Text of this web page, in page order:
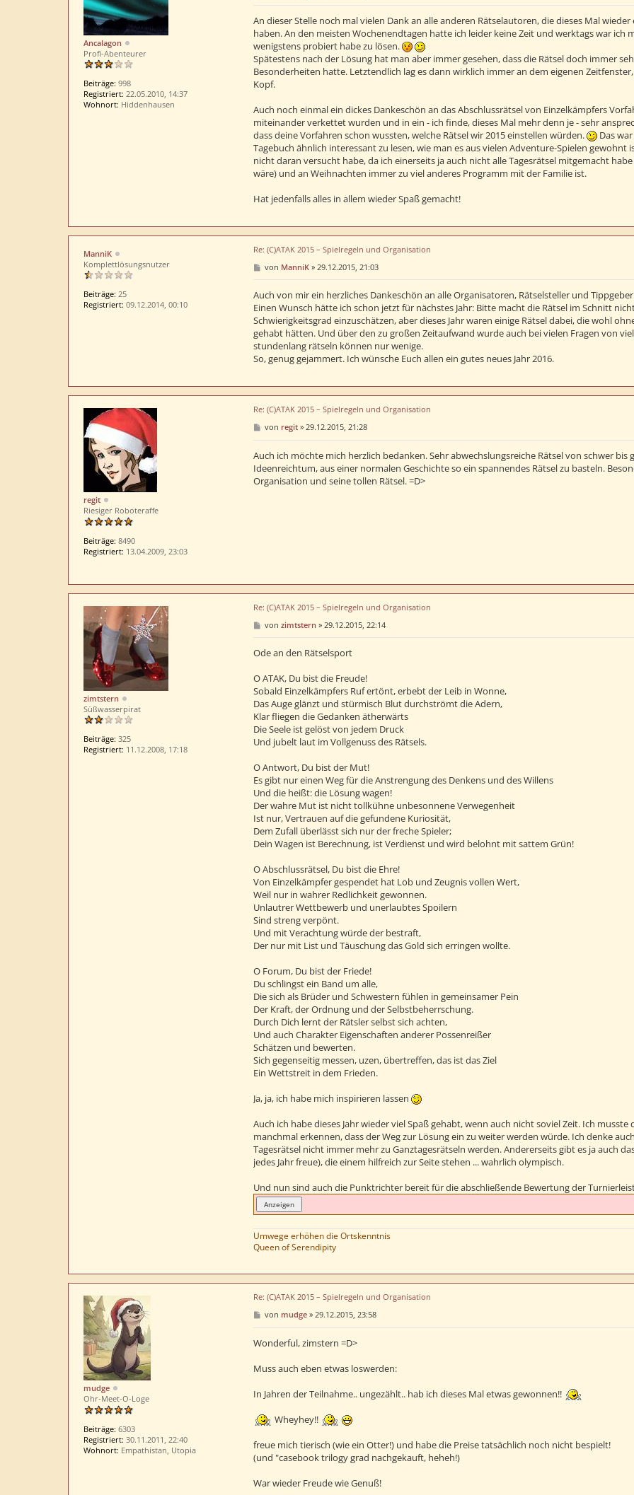
Ancalagon
Profi-Abenteurer
Beiträge: 998
Registriert: 22.05.2010, 14:37
Wohnort: Hiddenhausen
t
r
a
g
An dieser Stelle noch mal vielen Dank an alle anderen Rätselautoren, die dieses Mal
haben. An den meisten Wochenendtagen hatte ich leider keine Zeit und werktags war ich
wenigstens probiert habe zu lösen.
Spätestens nach der Lösung hat man aber immer gesehen, dass die Rätsel doch immer
Besonderheiten hatte. Letztendlich lag es dann wirklich immer an dem eigenen
Kopf.
Auch noch einmal ein dickes Dankeschön an das Abschlussrätsel von Einzelkämpfers
miteinander verkettet wurden und in ein - ich finde, dieses Mal mehr denn je - sehr
dass deine Vorfahren schon wussten, welche Rätsel wir 2015 einstellen würden.
Das
Tagebuch ähnlich interessant zu lesen, wie man es aus vielen Adventure-Spielen gewohnt
nicht daran versucht habe, da ich einerseits ja auch nicht alle Tagesrätsel mitgemacht
wäre) und an Weihnachten immer zu viel anderes Programm mit der Familie ist.
Hat jedenfalls alles in allem wieder Spaß gemacht!
ManniK
Komplettlösungsnutzer
Beiträge: 25
Registriert: 09.12.2014, 00:10
Re: (C)ATAK 2015 – Spielregeln und Organisation
B
t
a
g
von ManniK» 29.12.2015, 21:03
Auch von mir ein herzliches Dankeschön an alle Organisatoren, Rätselsteller und
Einen Wunsch hätte ich schon jetzt für nächstes Jahr: Bitte macht die Rätsel im Schnitt
Schwierigkeitsgrad einzuschätzen, aber dieses Jahr waren einige Rätsel dabei, die wohl
gehabt hätten. Und über den zu großen Zeitaufwand wurde auch bei vielen Fragen von
stundenlang rätseln können nur wenige.
So, genug gejammert. Ich wünsche Euch allen ein gutes neues Jahr 2016.
regit
Riesiger Roboteraffe
Beiträge: 8490
Registriert: 13.04.2009, 23:03
Re: (C)ATAK 2015 – Spielregeln und Organisation
B
t
a
g
von regit» 29.12.2015, 21:28
Auch ich möchte mich herzlich bedanken. Sehr abwechslungsreiche Rätsel von schwer
Ideenreichtum, aus einer normalen Geschichte so ein spannendes Rätsel zu basteln.
Organisation und seine tollen Rätsel. =D>
zimtstern
Süßwasserpirat
Beiträge: 325
Registriert: 11.12.2008, 17:18
Re: (C)ATAK 2015 – Spielregeln und Organisation
B
t
g
von zimtstern » 29.12.2015, 22:14
Ode an den Rätselsport
O ATAK, Du bist die Freude!
Sobald Einzelkämpfers Ruf ertönt, erbebt der Leib in Wonne,
Das Auge glänzt und stürmisch Blut durchströmt die Adern,
Klar fliegen die Gedanken ätherwärts
Die Seele ist gelöst von jedem Druck
Und jubelt laut im Vollgenuss des Rätsels.
O Antwort, Du bist der Mut!
Es gibt nur einen Weg für die Anstrengung des Denkens und des Willens
Und die heißt: die Lösung wagen!
Der wahre Mut ist nicht tollkühne unbesonnene Verwegenheit
Ist nur, Vertrauen auf die gefundene Kuriosität,
Dem Zufall überlässt sich nur der freche Spieler;
Dein Wagen ist Berechnung, ist Verdienst und wird belohnt mit sattem Grün!
O Abschlussrätsel, Du bist die Ehre!
Von Einzelkämpfer gespendet hat Lob und Zeugnis vollen Wert,
Weil nur in wahrer Redlichkeit gewonnen.
Unlautrer Wettbewerb und unerlaubtes Spoilern
Sind streng verpönt.
Und mit Verachtung würde der bestraft,
Der nur mit List und Täuschung das Gold sich erringen wollte.
O Forum, Du bist der Friede!
Du schlingst ein Band um alle,
Die sich als Brüder und Schwestern fühlen in gemeinsamer Pein
Der Kraft, der Ordnung und der Selbstbeherrschung.
Durch Dich lernt der Rätsler selbst sich achten,
Und auch Charakter Eigenschaften anderer Possenreißer
Schätzen und bewerten.
Sich gegenseitig messen, uzen, übertreffen, das ist das Ziel
Ein Wettstreit in dem Frieden.
Ja, ja, ich habe mich inspirieren lassen
Auch ich habe dieses Jahr wieder viel Spaß gehabt, wenn auch nicht soviel Zeit. Ich musste
manchmal erkennen, dass der Weg zur Lösung ein zu weiter werden würde. Ich denke
Tagesrätsel nicht immer mehr zu Ganztagesrätseln werden. Andererseits gibt es ja auch
jedes Jahr freue), die einem hilfreich zur Seite stehen ... wahrlich olympisch.
Und nun sind auch die Punktrichter bereit für die abschließende Bewertung der
Umwege erhöhen die Ortskenntnis
Queen of Serendipity
mudge
Ohr-Meet-O-Loge
Beiträge: 6303
Registriert: 30.11.2011, 22:40
Wohnort: Empathistan, Utopia
Re: (C)ATAK 2015 – Spielregeln und Organisation
B
t
g
von mudge» 29.12.2015, 23:58
Wonderful, zimstern =D>
Muss auch eben etwas loswerden:
In Jahren der Teilnahme.. ungezählt.. hab ich dieses Mal etwas gewonnen!!
Wheyhey!!
freue mich tierisch (wie ein Otter!) und habe die Preise tatsächlich noch nicht bespielt!
(und "casebook trilogy grad nachgekauft, heheh!)
War wieder Freude wie Genuß!